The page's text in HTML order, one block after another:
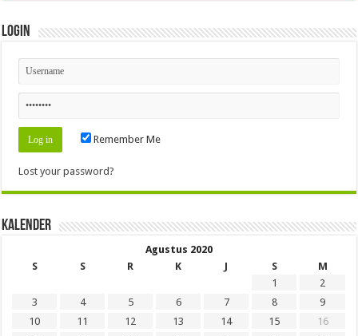
Login
Remember Me
Lost your password?
Kalender
Agustus 2020
S
S R K J S
M
1
2
3
4 5 6 7 8
9
10
11 12 13 14 15
16